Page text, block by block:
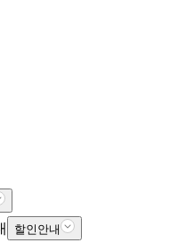
할인안내